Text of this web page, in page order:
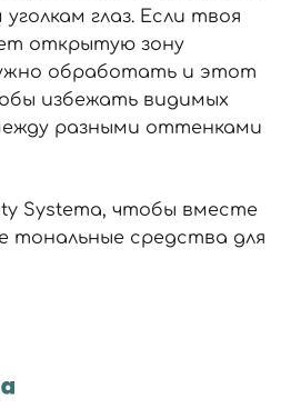
глаз. Если твоя
открытую зону
обработать и этот
избежать видимых
разными оттенками
Systema, чтобы вместе
тональные средства для